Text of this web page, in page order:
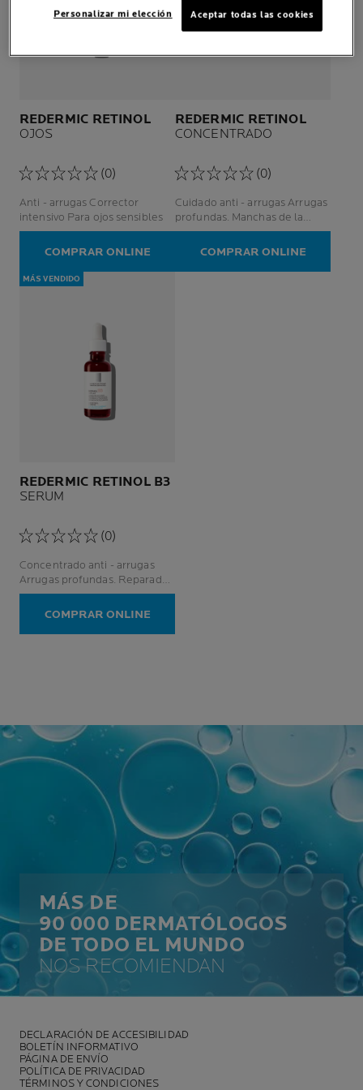
REDERMIC RETINOL
OJOS
(0)
Anti - arrugas Corrector
intensivo Para ojos sensibles
COMPRAR ONLINE
REDERMIC RETINOL
CONCENTRADO
(0)
Cuidado anti - arrugas Arrugas
profundas. Manchas de la
edad Piel sensible
COMPRAR ONLINE
MÁS VENDIDO
REDERMIC RETINOL B3
SERUM
(0)
Concentrado anti - arrugas
Arrugas profundas. Reparador.
Regenerante.
COMPRAR ONLINE
MÁS DE
90 000 DERMATÓLOGOS
DE TODO EL MUNDO
NOS RECOMIENDAN
DECLARACIÓN DE ACCESIBILIDAD
BOLETÍN INFORMATIVO
PÁGINA DE ENVÍO
POLÍTICA DE PRIVACIDAD
TÉRMINOS Y CONDICIONES
Aceptar todas las cookies
Personalizar mi elección